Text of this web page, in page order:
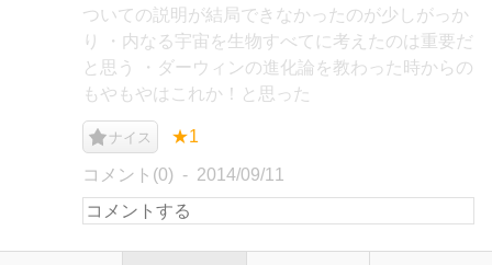
ついての説明が結局できなかったのが少しがっか
り ・内なる宇宙を生物すべてに考えたのは重要だ
と思う ・ダーウィンの進化論を教わった時からの
もやもやはこれか！と思った
ナイス ★1
コメント(0) 2014/09/11